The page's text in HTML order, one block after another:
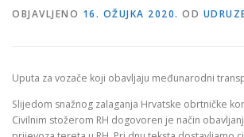
GALERIJA KONTAKT
OBJAVLJENO 16. OŽUJKA 2020. OD
Uputa za vozače koji obavljaju međunarodni
Slijedom snažnog zalaganja Hrvatske obrtničke
Civilnim stožerom RH dogovoren je način